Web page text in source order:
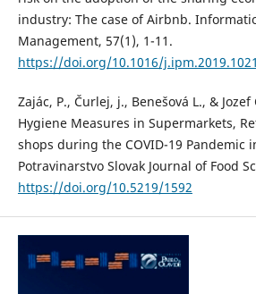
industry: The case of Airbnb.
Management, 57(1), 1-11.
https://doi.org/10.1016/
Zajác, P., Čurlej, j., Benešová L., & Jozef
Hygiene Measures in Supermarkets,
shops during the COVID-19 Pandemic
Potravinarstvo Slovak Journal of Food
https://doi.org/10.5219/1592